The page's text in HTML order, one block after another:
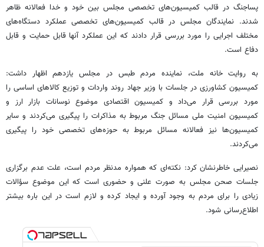
پساجنگ در قالب کمیسیون‌های تخصصی مجلس بین خود و خدا فعالانه ظاهر
شدند. نمایندگان مجلس در قالب کمیسیون‌های تخصصی عملکرد دستگاه‌های
مختلف اجرایی را مورد بررسی قرار دادند که این عملکرد آنها قابل حمایت و قابل
دفاع است.
به روایت خانه ملت، نماینده مردم طبس در مجلس یازدهم اظهار داشت:
کمیسیون کشاورزی در جلسات با وزیر جهاد روند واردات و توزیع کالاهای اساسی را
مورد بررسی قرار می‌داد و کمیسیون اقتصادی موضوع نوسانات بازار ارز و
کمیسیون امنیت ملی مسائل جنگ مربوط به مذاکرات را پیگیری می‌کردند و سایر
کمیسیون‌ها نیز فعالانه مسائل مربوط به حوزه‌های تخصصی خود را پیگیری
می‌کردند.
نصیرایی خاطرنشان کرد: نکته‌ای که همواره مدنظر مردم است، علت عدم برگزاری
جلسات صحن مجلس به صورت علنی و حضوری است که این موضوع سؤالات
زیادی را برای مردم به وجود آورده و ایجاد کرده و لازم است در این باره بیشتر
اطلاع‌رسانی شود.